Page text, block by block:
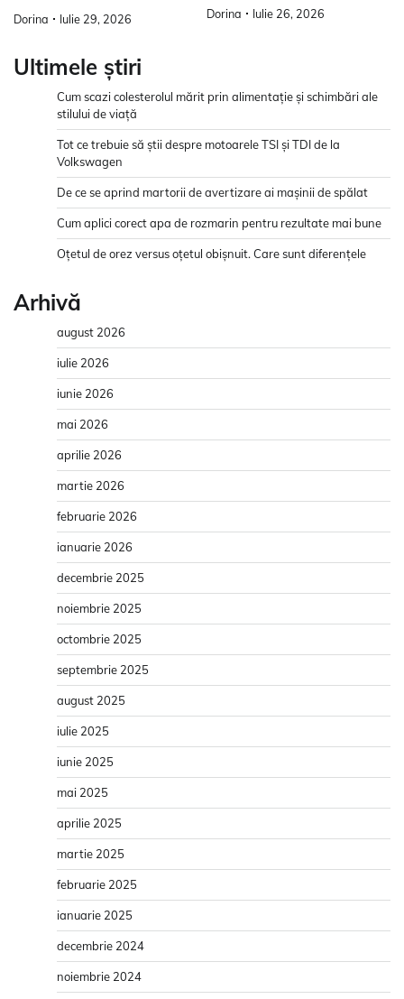
Dorina Iulie 29, 2026 Dorina Iulie 26, 2026
Ultimele știri
Cum scazi colesterolul mărit prin alimentație și schimbări ale
stilului de viață
Tot ce trebuie să știi despre motoarele TSI și TDI de la
Volkswagen
De ce se aprind martorii de avertizare ai mașinii de spălat
Cum aplici corect apa de rozmarin pentru rezultate mai bune
Oțetul de orez versus oțetul obișnuit. Care sunt diferențele
Arhivă
august 2026
iulie 2026
iunie 2026
mai 2026
aprilie 2026
martie 2026
februarie 2026
ianuarie 2026
decembrie 2025
noiembrie 2025
octombrie 2025
septembrie 2025
august 2025
iulie 2025
iunie 2025
mai 2025
aprilie 2025
martie 2025
februarie 2025
ianuarie 2025
decembrie 2024
noiembrie 2024